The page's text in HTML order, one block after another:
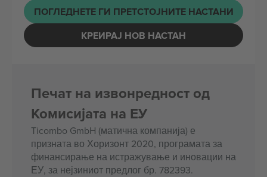
ПОГЛЕДНЕТЕ ГИ ПРЕТСТОЈНИТЕ НАСТАНИ
КРЕИРАЈ НОВ НАСТАН
Печат на извонредност од
Комисијата на ЕУ
Ticombo GmbH (матична компанија) е
призната во Хоризонт 2020, програмата за
финансирање на истражување и иновации на
ЕУ, за нејзиниот предлог бр. 782393.